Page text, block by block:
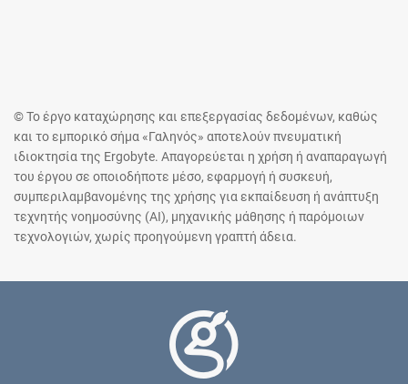
© Το έργο καταχώρησης και επεξεργασίας δεδομένων, καθώς
και το εμπορικό σήμα «Γαληνός» αποτελούν πνευματική
ιδιοκτησία της Ergobyte. Απαγορεύεται η χρήση ή αναπαραγωγή
του έργου σε οποιοδήποτε μέσο, εφαρμογή ή συσκευή,
συμπεριλαμβανομένης της χρήσης για εκπαίδευση ή ανάπτυξη
τεχνητής νοημοσύνης (AI), μηχανικής μάθησης ή παρόμοιων
τεχνολογιών, χωρίς προηγούμενη γραπτή άδεια.